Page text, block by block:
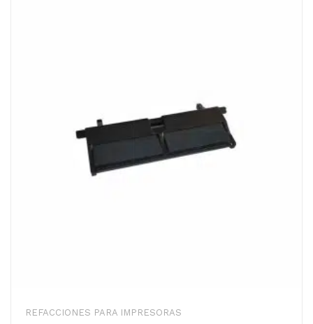
REFACCIONES PARA IMPRESORAS